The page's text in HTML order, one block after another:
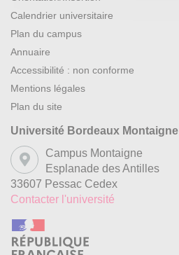
Calendrier universitaire
Plan du campus
Annuaire
Accessibilité : non conforme
Mentions légales
Plan du site
Université Bordeaux Montaigne
Campus Montaigne
Esplanade des Antilles
33607 Pessac Cedex
Contacter l'université